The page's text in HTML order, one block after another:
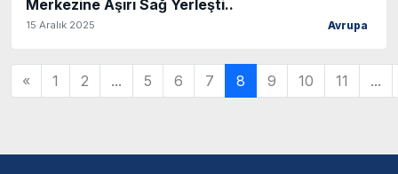
Merkezine Aşırı Sağ Yerleşti..
15 Aralık 2025 Avrupa
« 1 2 ... 5 6 7 8 9 10 11 ...